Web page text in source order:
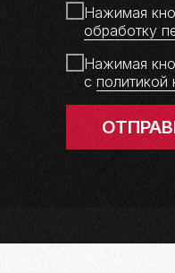
Нажимая
обработку
Нажимая
с политикой